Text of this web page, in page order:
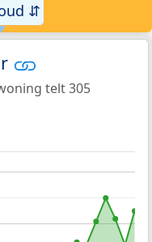
⇵
telt 305